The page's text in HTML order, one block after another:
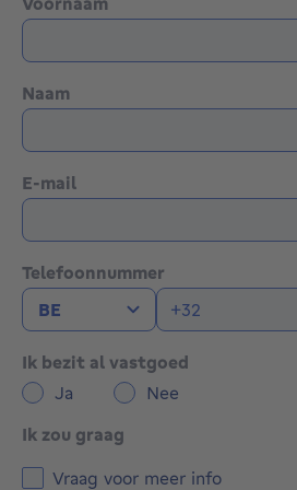
Document zijn consulteerbaar
zaterdag van 8u tem 22u.
Naam
E-mail
Telefoonnummer
Ik bezit al vastgoed
Ja
Nee
Ik zou graag
Vraag voor meer info